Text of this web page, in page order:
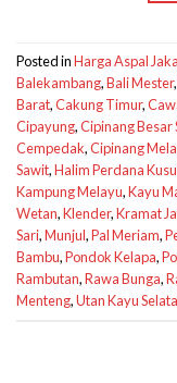
Posted inHarga Aspal
Balekambang,Bali Mester,
Barat,Cakung Timur,
Cipayung,Cipinang Besar
Cempedak,Cipinang
Sawit,Halim Perdana
Kampung Melayu,Kayu
Wetan,Klender,Kramat
Sari,Munjul,Pal Meriam,
Bambu,Pondok Kelapa,
Rambutan,Rawa Bunga,
Menteng,Utan Kayu